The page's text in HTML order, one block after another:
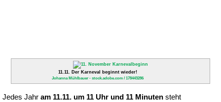
11.11. Der Karneval beginnt wieder!
Johanna Mühlbauer - stock.adobe.com / 178443286
Jedes Jahr am 11.11. um 11 Uhr und 11 Minuten steht